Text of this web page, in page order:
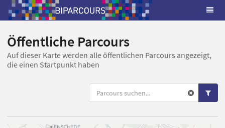
Öffentliche Parcours
Auf dieser Karte werden alle öffentlichen Parcours angezeigt,
die einen Startpunkt haben